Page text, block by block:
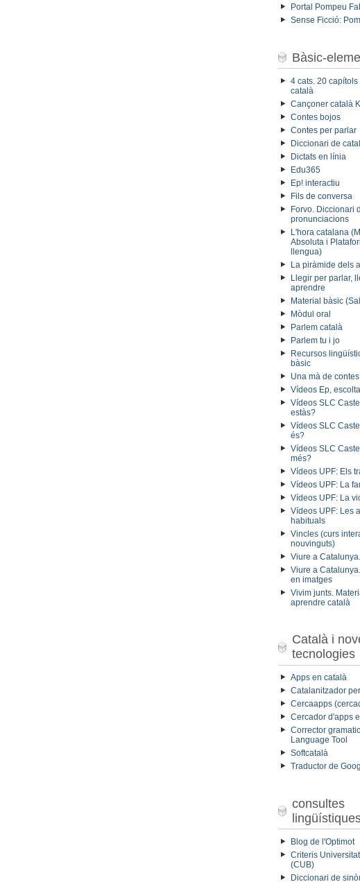
Portal Pompeu
Sense Ficció:
Bàsic-
4 cats. 20
català
Cançoner català
Contes bojos
Contes per parlar
Diccionari de
Dictats en línia
Edu365
Ep! interactiu
Fils de conversa
Forvo. Diccionari
pronunciacions
L'hora catalana
Absoluta i
llengua)
La piràmide dels
Llegir per parlar,
aprendre
Material bàsic
Mòdul oral
Parlem català
Parlem tu i jo
Recursos
bàsic
Una mà de contes
Vídeos Ep,
Vídeos SLC
estàs?
Vídeos SLC
és?
Vídeos SLC
més?
Vídeos UPF: Els
Vídeos UPF: La
Vídeos UPF: La
Vídeos UPF: Les
habituals
Vincles (curs
nouvinguts)
Viure a
Viure a
en imatges
Vivim junts.
aprendre català
Català i
tecnologies
Apps en català
Catalanitzador
Cercaapps
Cercador d'apps
Corrector
Language Tool
Softcatalà
Traductor de
consultes
Blog de l'Optimot
Criteris
(CUB)
Diccionari de